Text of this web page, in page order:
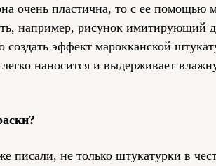
очень пластична, то с ее помощью
например, рисунок имитирующий
создать эффект марокканской
наносится и выдерживает
писали, не только штукатурки в